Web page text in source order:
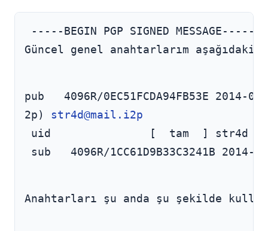
Güncel genel anahtarlarım
pub   4096R/0EC51FCDA94FB53E
2p) str4d@mail.i2p
uid               [  tam  ] str4d
sub   4096R/1CC61D9B33C3241B
Anahtarları şu anda şu şekilde